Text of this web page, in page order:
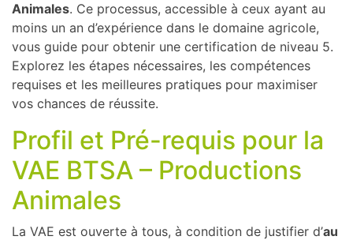
Animales. Ce processus, accessible à ceux ayant au
moins un an d’expérience dans le domaine agricole,
vous guide pour obtenir une certification de niveau 5.
Explorez les étapes nécessaires, les compétences
requises et les meilleures pratiques pour maximiser
vos chances de réussite.
Profil et Pré-requis pour la
VAE BTSA – Productions
Animales
La VAE est ouverte à tous, à condition de justifier d’au